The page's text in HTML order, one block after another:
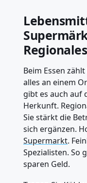
Regionales
Beim Essen
alles an einem
gibt es auch auf
Herkunft.
Sie stärkt die
sich ergänzen.
Supermarkt.
Spezialisten. So
sparen Geld.